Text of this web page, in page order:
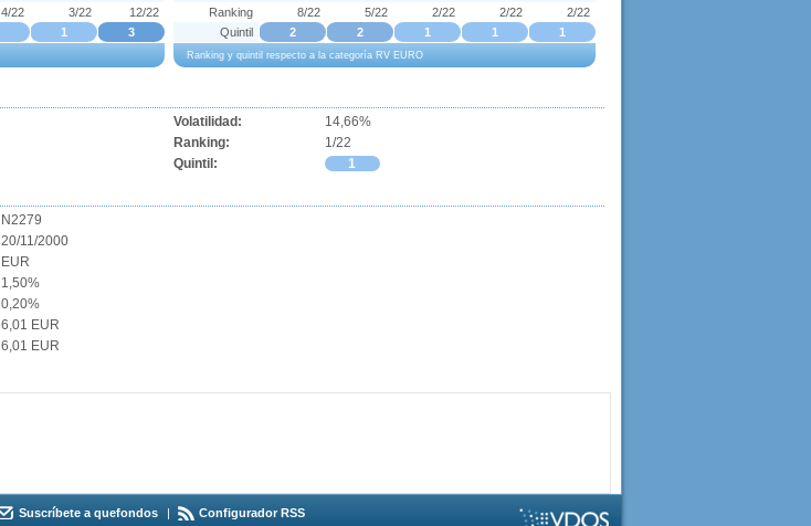
4/22 3/22
12/22
1 3
Ranking y quintil respecto a la categoría RV EURO
Ranking
8/22 5/22 2/22 2/22
2/22
Quintil
2 2 1 1 1
Volatilidad:
14,66%
Ranking:
1/22
Quintil:
1
N2279
20/11/2000
EUR
1,50%
0,20%
6,01 EUR
6,01 EUR
Suscríbete a quefondos | Configurador RSS